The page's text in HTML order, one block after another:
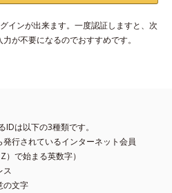
インが出来ます。一度認証しますと、次
が不要になるのでおすすめです。
IDは以下の3種類です。
行されているインターネット会員
）で始まる英数字）
ス
の文字